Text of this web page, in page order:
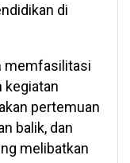
di
memfasilitasi
kegiatan
pertemuan
balik, dan
melibatkan